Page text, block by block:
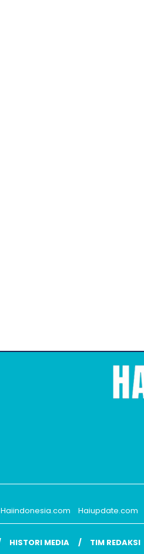
Haiindonesia.com Haiupdate.com
HISTORI MEDIA TIM REDAKSI